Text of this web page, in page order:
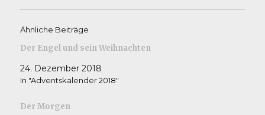
Ähnliche Beiträge
Der Engel und sein Weihnachten
24. Dezember 2018
In "Adventskalender 2018"
Der Morgen